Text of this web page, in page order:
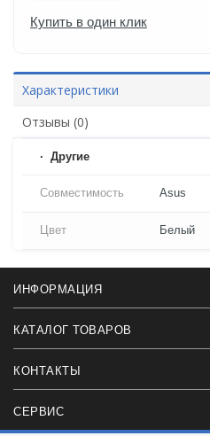
Купить в один клик
Характеристики
Отзывы (0)
Другие
Совместимость Asus
Цвет Белый
ИНФОРМАЦИЯ
КАТАЛОГ ТОВАРОВ
КОНТАКТЫ
СЕРВИС